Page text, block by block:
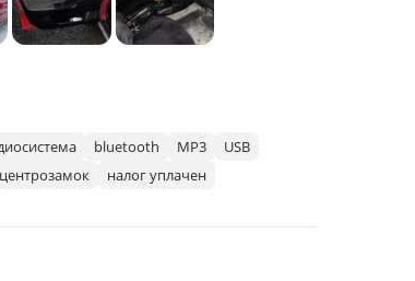
bluetooth MP3
USB
центрозамок
налог уплачен